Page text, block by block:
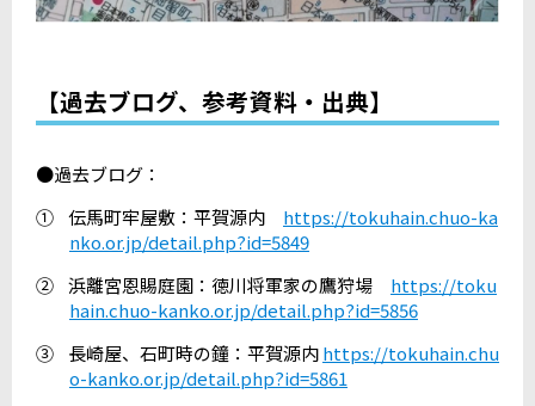
【過去ブログ、参考資料・出典】
●過去ブログ：
① 伝馬町牢屋敷：平賀源内 https://tokuhain.chuo-ka
nko.or.jp/detail.php?id=5849
② 浜離宮恩賜庭園：徳川将軍家の鷹狩場 https://toku
hain.chuo-kanko.or.jp/detail.php?id=5856
③
長崎屋、石町時の鐘：平賀源内https://tokuhain.chu
o-kanko.or.jp/detail.php?id=5861